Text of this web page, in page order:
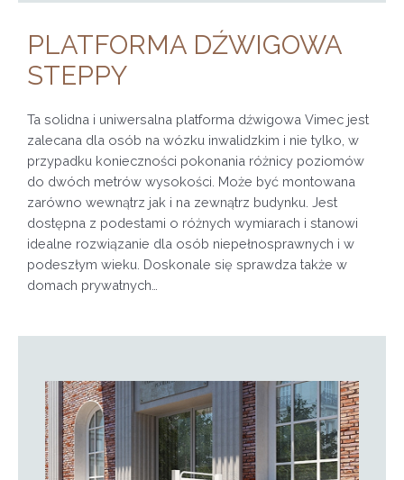
PLATFORMA DŹWIGOWA
STEPPY
Ta solidna i uniwersalna platforma dźwigowa Vimec jest
zalecana dla osób na wózku inwalidzkim i nie tylko, w
przypadku konieczności pokonania różnicy poziomów
do dwóch metrów wysokości. Może być montowana
zarówno wewnątrz jak i na zewnątrz budynku. Jest
dostępna z podestami o różnych wymiarach i stanowi
idealne rozwiązanie dla osób niepełnosprawnych i w
podeszłym wieku. Doskonale się sprawdza także w
domach prywatnych…